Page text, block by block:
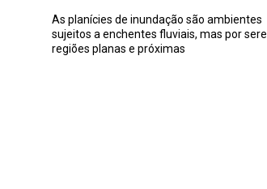
As planícies de inundação são ambientes
sujeitos a enchentes fluviais, mas por
regiões planas e próximas